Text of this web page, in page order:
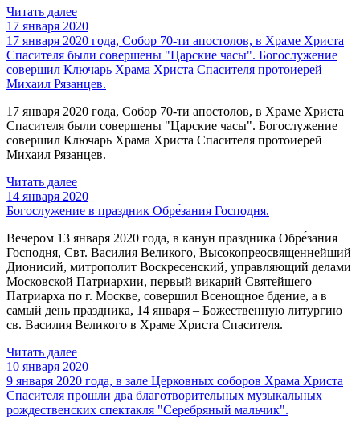
Читать далее
17 января 2020
17 января 2020 года, Собор 70-ти апостолов, в Храме Христа
Спасителя были совершены "Царские часы". Богослужение
совершил Ключарь Храма Христа Спасителя протоиерей
Михаил Рязанцев.
17 января 2020 года, Собор 70-ти апостолов, в Храме Христа
Спасителя были совершены "Царские часы". Богослужение
совершил Ключарь Храма Христа Спасителя протоиерей
Михаил Рязанцев.
Читать далее
14 января 2020
Богослужение в праздник Обре́зания Господня.
Вечером 13 января 2020 года, в канун праздника Обре́зания
Господня, Свт. Василия Великого, Высокопреосвященнейший
Дионисий, митрополит Воскресенский, управляющий делами
Московской Патриархии, первый викарий Святейшего
Патриарха по г. Москве, совершил Всенощное бдение, а в
самый день праздника, 14 января – Божественную литургию
св. Василия Великого в Храме Христа Спасителя.
Читать далее
10 января 2020
9 января 2020 года, в зале Церковных соборов Храма Христа
Спасителя прошли два благотворительных музыкальных
рождественских спектакля "Серебряный мальчик".